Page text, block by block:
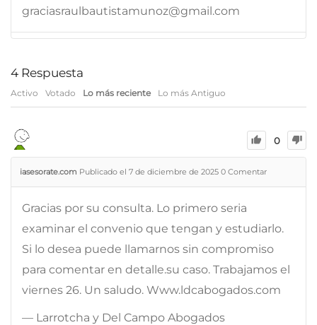
graciasraulbautistamunoz@gmail.com
4 Respuesta
Activo Votado Lo más reciente Lo más Antiguo
0
iasesorate.com Publicado el 7 de diciembre de 2025 0 Comentar
Gracias por su consulta. Lo primero seria
examinar el convenio que tengan y estudiarlo.
Si lo desea puede llamarnos sin compromiso
para comentar en detalle.su caso. Trabajamos el
viernes 26. Un saludo. Www.ldcabogados.com
— Larrotcha y Del Campo Abogados